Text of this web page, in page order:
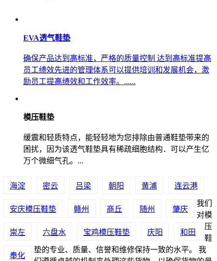
EVA透气鞋垫
确保产品达到高标准，严格的质量控制 达到高标准提高
员工绩效先进的管理体系可以提供培训和发展机会，激
励员工提高绩效和工作效率。......
模压鞋垫
缓震和轻质特点，能轻轻地为您排除由普通鞋垫带来的
困扰，因为该透气鞋垫具有稀疏细胞结构．可以产生亿
万个微细气孔。...
海淀 密云 吕梁 朝阳 黄浦 连云港
安庆模压鞋垫 赣州 商丘 随州 肇庆
崇左 六盘水 宝鸡模压鞋垫 庆阳 和田
奉化
我们
对模
压
鞋
垫的专业、质量、信誉和维修保持一致的水平。 我